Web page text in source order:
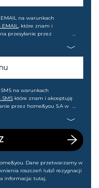
na warunkach
EMAIL, które znam i
przesyłanie przez
że mogę tę zgodę w
na warunkach
które znam i akceptuję
przez home&you S.A w
zgodę w każdej chwili
Dane przetwarzamy w
roszczeń lub/i rezygnacji
informacja: tutaj.